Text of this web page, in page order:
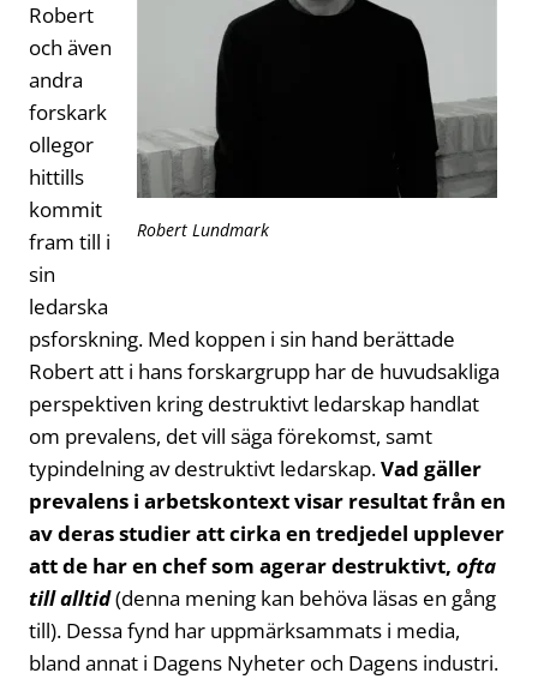
Robert Lundmark
Robert
och även
andra
forskark
ollegor
hittills
kommit
fram till i
sin
ledarska
psforskning. Med koppen i sin hand berättade
Robert att i hans forskargrupp har de huvudsakliga
perspektiven kring destruktivt ledarskap handlat
om prevalens, det vill säga förekomst, samt
typindelning av destruktivt ledarskap.Vad gäller
prevalens i arbetskontext visar resultat från en
av deras studier att cirka en tredjedel upplever
att de har en chef som agerar destruktivt, ofta
till alltid(denna mening kan behöva läsas en gång
till). Dessa fynd har uppmärksammats i media,
bland annat i Dagens Nyheter och Dagens industri.